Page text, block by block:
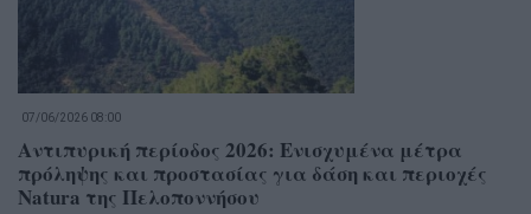
07/06/2026 08:00
Αντιπυρική περίοδος 2026: Ενισχυμένα μέτρα
πρόληψης και προστασίας για δάση και περιοχές
Natura της Πελοποννήσου